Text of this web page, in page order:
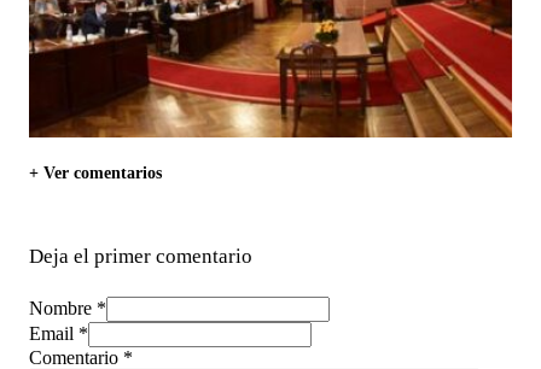
+ Ver comentarios
Deja el primer comentario
Nombre *
Email *
Comentario *